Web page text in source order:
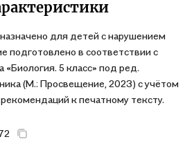
для детей с нарушением
подготовлено в соответствии с
5 класс» под ред.
(М.: Просвещение, 2023) с учётом
к печатному тексту.